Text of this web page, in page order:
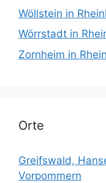
Wöllstein in
Wörrstadt in
Zornheim in
Orte
Greifswald,
Vorpommern